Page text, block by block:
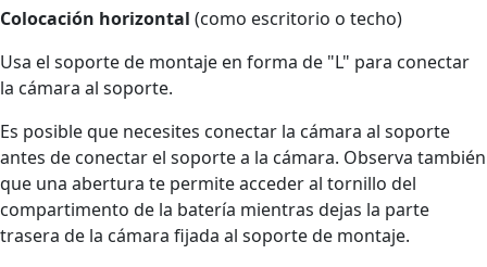
Colocación horizontal (como escritorio o techo)
Usa el soporte de montaje en forma de "L" para conectar
la cámara al soporte.
Es posible que necesites conectar la cámara al soporte
antes de conectar el soporte a la cámara. Observa también
que una abertura te permite acceder al tornillo del
compartimento de la batería mientras dejas la parte
trasera de la cámara fijada al soporte de montaje.